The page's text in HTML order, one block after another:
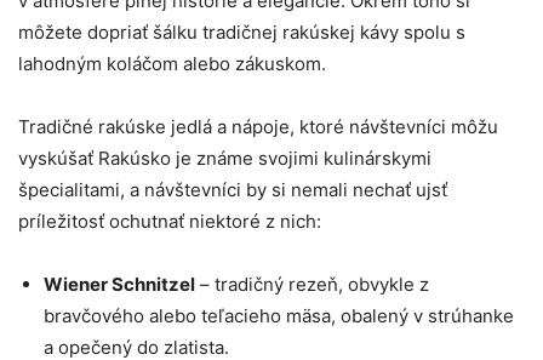
môžete dopriať šálku tradičnej rakúskej kávy spolu s
lahodným koláčom alebo zákuskom.
Tradičné rakúske jedlá a nápoje, ktoré návštevníci môžu
vyskúšať Rakúsko je známe svojimi kulinárskymi
špecialitami, a návštevníci by si nemali nechať ujsť
príležitosť ochutnať niektoré z nich:
Wiener Schnitzel – tradičný rezeň, obvykle z
bravčového alebo teľacieho mäsa, obalený v strúhanke
a opečený do zlatista.